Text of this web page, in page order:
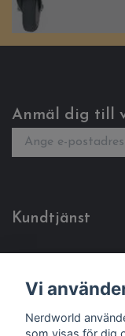
Anmäl dig till
Kundtjänst
Sociala medier
Vi
Nerdworld
som visas för dig